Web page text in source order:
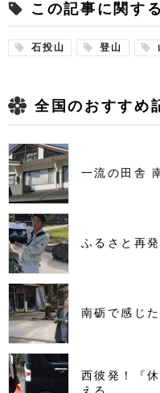
この記事に関す
石投山 登山
全国のおすすめ
一流の田舎
ふるさと再
南砺で感じ
西彼発！『